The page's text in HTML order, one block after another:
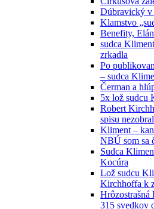
Dúbravický v
Klamstvo
Benefity,
sudca
zrkadla
Po
– sudca
Čerman a
5x lož sudcu
Robert
spisu
Kliment –
NBÚ som sa
Sudca
Kocúra
Lož sudcu
Kirchhoffa k
Hrôzostrašná
315 svedkov